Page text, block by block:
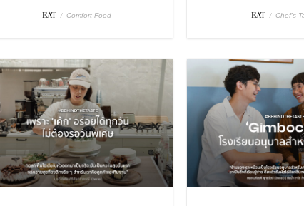
EAT / Comfort Food EAT / Chef's